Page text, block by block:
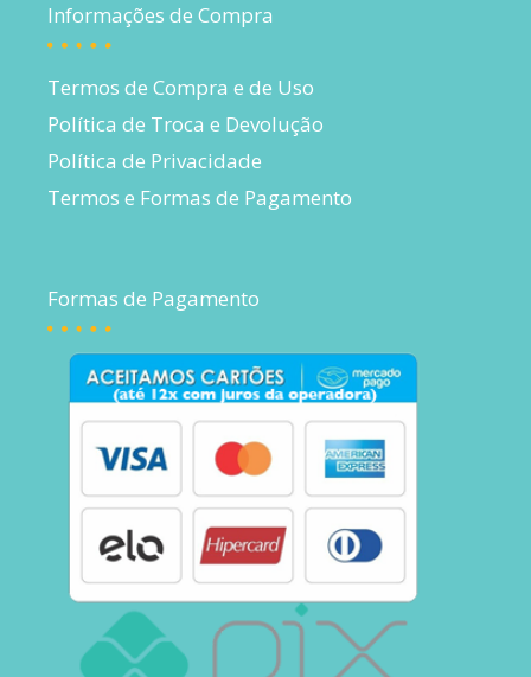
Informações de Compra
Termos de Compra e de Uso
Política de Troca e Devolução
Política de Privacidade
Termos e Formas de Pagamento
Formas de Pagamento